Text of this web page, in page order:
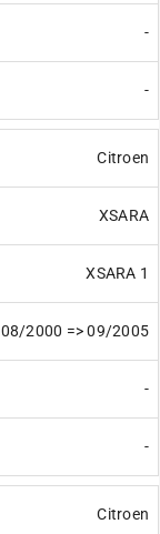
-
-
Citroen
XSARA
XSARA 1
08/2000 => 09/2005
-
-
Citroen